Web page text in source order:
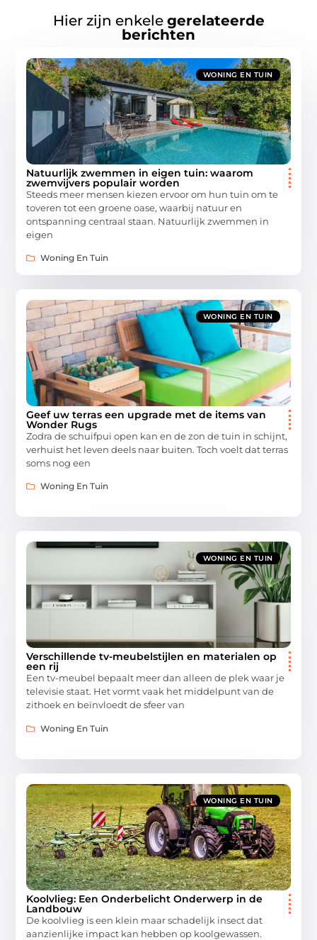
Hier zijn enkele gerelateerde
berichten
WONING EN TUIN
Natuurlijk zwemmen in eigen tuin: waarom
zwemvijvers populair worden
Steeds meer mensen kiezen ervoor om hun tuin om te
toveren tot een groene oase, waarbij natuur en
ontspanning centraal staan. Natuurlijk zwemmen in
eigen
Woning En Tuin
WONING EN TUIN
Geef uw terras een upgrade met de items van
Wonder Rugs
Zodra de schuifpui open kan en de zon de tuin in schijnt,
verhuist het leven deels naar buiten. Toch voelt dat terras
soms nog een
Woning En Tuin
WONING EN TUIN
Verschillende tv-meubelstijlen en materialen op
een rij
Een tv-meubel bepaalt meer dan alleen de plek waar je
televisie staat. Het vormt vaak het middelpunt van de
zithoek en beïnvloedt de sfeer van
Woning En Tuin
WONING EN TUIN
Koolvlieg: Een Onderbelicht Onderwerp in de
Landbouw
De koolvlieg is een klein maar schadelijk insect dat
aanzienlijke impact kan hebben op koolgewassen.